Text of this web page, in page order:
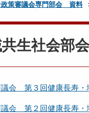
政策審議会専門部会 資料
生社会部会
会 第３回健康長寿
会 第２回健康長寿